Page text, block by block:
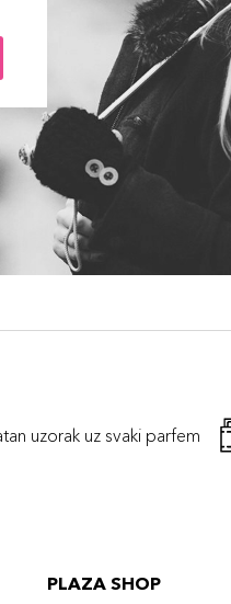
uzorak uz svaki parfem
PLAZA SHOP